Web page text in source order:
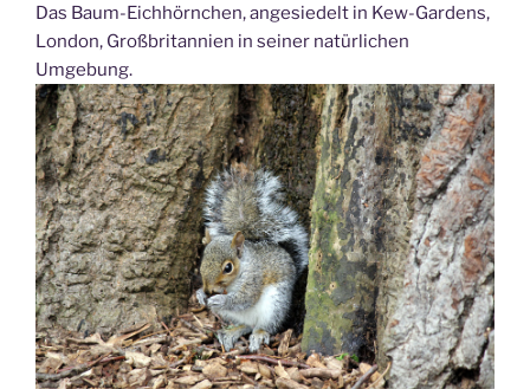
Das Baum-Eichhörnchen, angesiedelt in Kew-Gardens,
London, Großbritannien in seiner natürlichen
Umgebung.